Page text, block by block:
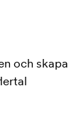
och skapa